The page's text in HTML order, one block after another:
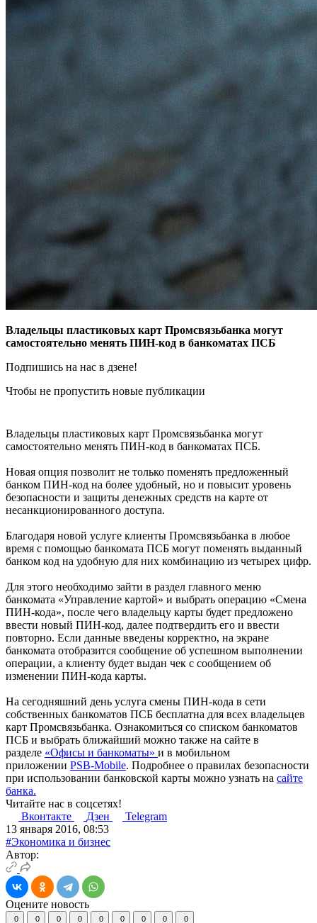
Владельцы пластиковых карт Промсвязьбанка могут
самостоятельно менять ПИН-код в банкоматах ПСБ
Подпишись на нас в дзене!
Чтобы не пропустить новые публикации
Владельцы пластиковых карт Промсвязьбанка могут
самостоятельно менять ПИН-код в банкоматах ПСБ.
Новая опция позволит не только поменять предложенный
банком ПИН-код на более удобный, но и повысит уровень
безопасности и защиты денежных средств на карте от
несанкционированного доступа.
Благодаря новой услуге клиенты Промсвязьбанка в любое
время с помощью банкомата ПСБ могут поменять выданный
банком код на удобную для них комбинацию из четырех цифр.
Для этого необходимо зайти в раздел главного меню
банкомата «Управление картой» и выбрать операцию «Смена
ПИН-кода», после чего владельцу карты будет предложено
ввести новый ПИН-код, далее подтвердить его и ввести
повторно. Если данные введены корректно, на экране
банкомата отобразится сообщение об успешном выполнении
операции, а клиенту будет выдан чек с сообщением об
изменении ПИН-кода карты.
На сегодняшний день услуга смены ПИН-кода в сети
собственных банкоматов ПСБ бесплатна для всех владельцев
карт Промсвязьбанка. Ознакомиться со списком банкоматов
ПСБ и выбрать ближайший можно также на сайте в
разделе «Офисы и банкоматы» и в мобильном
приложении PSB-Mobile. Подробнее о правилах безопасности
при использовании банковской карты можно узнать на сайте
банка.
Читайте нас в соцсетях!
Вконтакте
Дзен
Telegram
13 января 2016, 08:53
#Экономика и бизнес
Автор:
Оцените новость
0 0 0 0 0 0 0 0 0